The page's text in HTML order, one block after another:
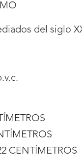
del siglo
CENTÍMETROS